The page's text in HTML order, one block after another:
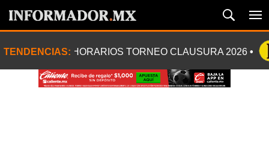
TENDENCIAS: HORARIOS TORNEO CLAUSURA 2026